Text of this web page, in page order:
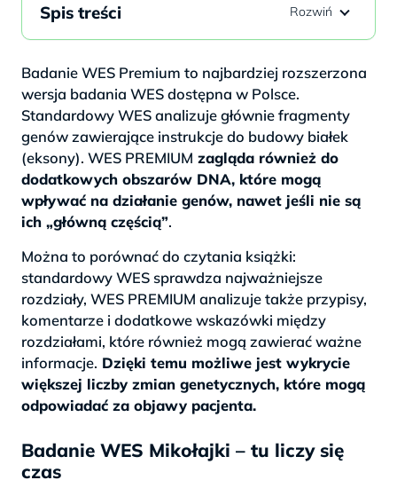
Badanie WES Premium to najbardziej rozszerzona
wersja badania WES dostępna w Polsce.
Standardowy WES analizuje głównie fragmenty
genów zawierające instrukcje do budowy białek
(eksony). WES PREMIUM zagląda również do
dodatkowych obszarów DNA, które mogą
wpływać na działanie genów, nawet jeśli nie są
ich „główną częścią”.
Można to porównać do czytania książki:
standardowy WES sprawdza najważniejsze
rozdziały, WES PREMIUM analizuje także przypisy,
komentarze i dodatkowe wskazówki między
rozdziałami, które również mogą zawierać ważne
informacje. Dzięki temu możliwe jest wykrycie
większej liczby zmian genetycznych, które mogą
odpowiadać za objawy pacjenta.
Badanie WES Mikołajki – tu liczy się
czas
Spis treści